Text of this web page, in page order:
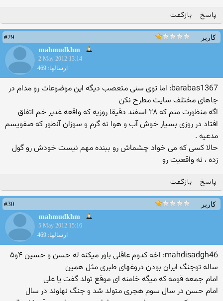
پاسخ بازگفت
کاربر
#29
mahmudkhm
2 May 2012 13:14
ارسالها: 469
barabas1367: اما توی سنی متعصب دیگه این موضوعات رو مدام در
جاهای مختلف سایت مطرح نکن
اگه منظورت منم که ۲۸ اسفند دقیقا روزیه که واقعه غدیر خم اتفاق
افتاد در روزی بسیار خوش آب و هوا نه گرم و سوزان آنطور که صفویسم
مدعیه .
حالا کسی که می خواد چشماش رو ببنده مهم نیست خودش رو گول
زده ، نه واقعیت رو
پاسخ بازگفت
کاربر
#30
mahmudkhm
5 May 2012 15:16
ارسالها: 469
mahdisadgh46: اخه کدوم عاقلی باور میکنه له حسن و حسین ۴و۵
ساله توجنگ ایران بودن دروغهای طبری مثل همین
امام جمعه قومه که میگه خامنه ای موقع تولد گفت یا علی
امام حسن در سال سوم هجری متولد شد و جنگ نهاوند در سال